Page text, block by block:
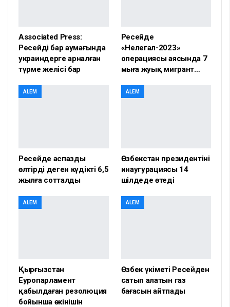
Associated Press:
Ресейдің бар аумағында
украиндерге арналған
түрме желісі бар
Ресейде
«Нелегал-2023»
операциясы аясында 7
мыңға жуық мигрант…
ALEM
Ресейде аспазды
өлтірді деген күдікті 6,5
жылға сотталды
ALEM
Өзбекстан президентінің
инаугурациясы 14
шілдеде өтеді
ALEM
Қырғызстан
Еуропарламент
қабылдаған резолюция
бойынша өкінішін
ALEM
Өзбек үкіметі Ресейден
сатып алатын газ
бағасын айтпады